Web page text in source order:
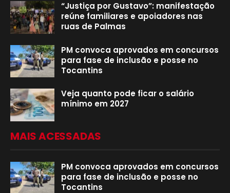
“Justiça por Gustavo”: manifestação
reúne familiares e apoiadores nas
ruas de Palmas
PM convoca aprovados em concursos
para fase de inclusão e posse no
Tocantins
Veja quanto pode ficar o salário
mínimo em 2027
MAIS ACESSADAS
PM convoca aprovados em concursos
para fase de inclusão e posse no
Tocantins